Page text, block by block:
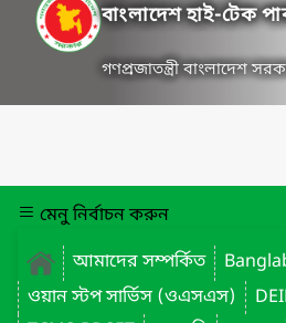
বাংলাদেশ হাই-টেক
গণপ্রজাতন্ত্রী বাংলাদেশ
মেনু নির্বাচন করুন
আমাদের সম্পর্কিত
ওয়ান স্টপ সার্ভিস (ওএসএস)